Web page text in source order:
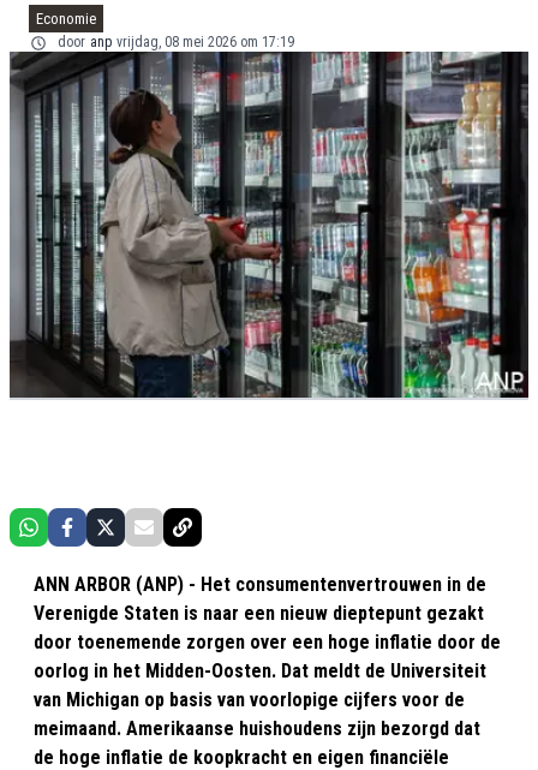
Economie
door anp vrijdag, 08 mei 2026 om 17:19
ANN ARBOR (ANP) - Het consumentenvertrouwen in de
Verenigde Staten is naar een nieuw dieptepunt gezakt
door toenemende zorgen over een hoge inflatie door de
oorlog in het Midden-Oosten. Dat meldt de Universiteit
van Michigan op basis van voorlopige cijfers voor de
meimaand. Amerikaanse huishoudens zijn bezorgd dat
de hoge inflatie de koopkracht en eigen financiële